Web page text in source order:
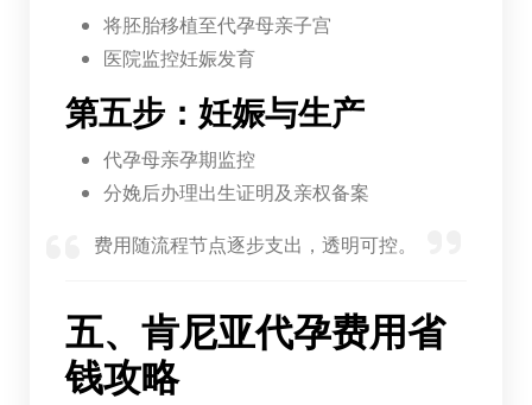
将胚胎移植至代孕母亲子宫
医院监控妊娠发育
第五步：妊娠与生产
代孕母亲孕期监控
分娩后办理出生证明及亲权备案
费用随流程节点逐步支出，透明可控。
五、肯尼亚代孕费用省
钱攻略